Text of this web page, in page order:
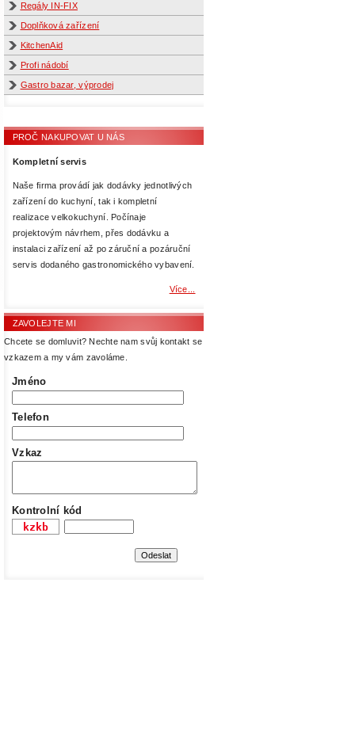
Regály IN-FIX
Doplňková zařízení
KitchenAid
Profi nádobí
Gastro bazar, výprodej
PROČ NAKUPOVAT U NÁS
Kompletní servis
Naše firma provádí jak dodávky jednotlivých
zařízení do kuchyní, tak i kompletní
realizace velkokuchyní. Počínaje
projektovým návrhem, přes dodávku a
instalaci zařízení až po záruční a pozáruční
servis dodaného gastronomického vybavení.
Více...
ZAVOLEJTE MI
Chcete se domluvit? Nechte nam svůj kontakt se
vzkazem a my vám zavoláme.
Jméno
Telefon
Vzkaz
Kontrolní kód